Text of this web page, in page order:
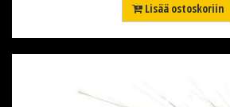
Lisää ostoskoriin